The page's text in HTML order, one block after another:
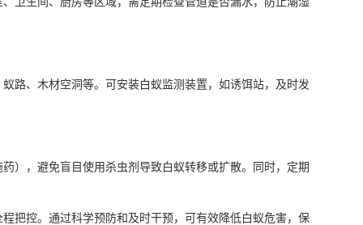
路、木材空洞等。可安装白蚁监测装置，如诱饵站，及时发
药），避免盲目使用杀虫剂导致白蚁转移或扩散。同时，定期
把控。通过科学预防和及时干预，可有效降低白蚁危害，保